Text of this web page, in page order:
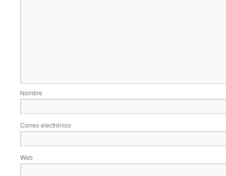
Nombre
Correo electrónico
Web